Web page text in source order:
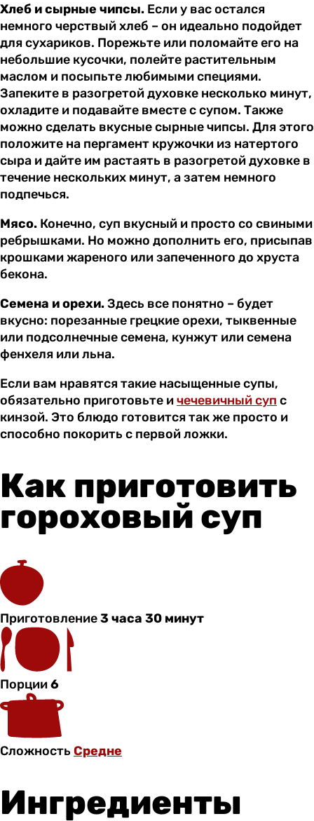
Хлеб и сырные чипсы. Если у вас остался
немного черствый хлеб – он идеально подойдет
для сухариков. Порежьте или поломайте его на
небольшие кусочки, полейте растительным
маслом и посыпьте любимыми специями.
Запеките в разогретой духовке несколько минут,
охладите и подавайте вместе с супом. Также
можно сделать вкусные сырные чипсы. Для этого
положите на пергамент кружочки из натертого
сыра и дайте им растаять в разогретой духовке в
течение нескольких минут, а затем немного
подпечься.
Мясо. Конечно, суп вкусный и просто со свиными
ребрышками. Но можно дополнить его, присыпав
крошками жареного или запеченного до хруста
бекона.
Семена и орехи.Здесь все понятно – будет
вкусно: порезанные грецкие орехи, тыквенные
или подсолнечные семена, кунжут или семена
фенхеля или льна.
Если вам нравятся такие насыщенные супы,
обязательно приготовьте ичечевичный суп с
кинзой. Это блюдо готовится так же просто и
способно покорить с первой ложки.
Как приготовить
гороховый суп
Приготовление3 часа 30 минут
Порции6
Сложность Средне
Ингредиенты